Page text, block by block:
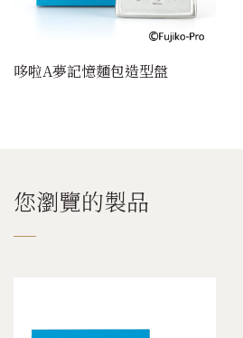
哆啦A夢記憶麵包造型盤
您瀏覽的製品